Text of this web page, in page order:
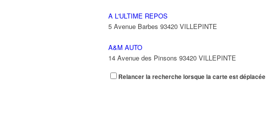
A L'ULTIME REPOS
5 Avenue Barbes 93420 VILLEPINTE
A&M AUTO
14 Avenue des Pinsons 93420 VILLEPINTE
A&N EXPORTS LTD
Relancer la recherche lorsque la carte est déplacée